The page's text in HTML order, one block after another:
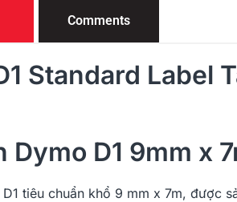
Comments
Standard Label
Dymo D1 9mm x
D1 tiêu chuẩn khổ 9 mm x 7m, được